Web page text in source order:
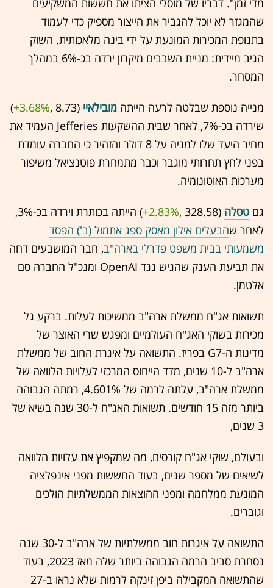
מדי זמן". דבריו של מוסלי הציתו את חששות המשקיעים
שהמגזר לא יוכל להגביר את הייצור מספיק כדי לעמוד
בתנופת המכירות המונעת על ידי בינה מלאכותית. השוק
הגיב מיידית: מניית השבבים מיקרון ירדה בכ-6% במהלך
המסחר.
מנייה נוספת שבלטה לרעה הייתה מובילאיי (8.73 ,‎
+3.68%
‏)
שירדה בכ-7%, לאחר שבית ההשקעות Jefferies העמיד את
מחיר היעד שלו למניה על 8 דולר והזהיר כי החברה עומדת
בפני לחץ תחרותי מוגבר וכבר מתמחרת פוטנציאל משיפור
מערכות האוטונומיה.
גם טסלה (328.58 ,‎
+2.83%
‏) הייתה בכותרת וירדה בכ-3%,
לאחר שהבעלים אילון מאסק ספג אתמול (ב') הפסד
משמעותי בבית משפט פדרלי בארה"ב, חבר המושבעים דחה
את תביעת הענק שהגיש נגד OpenAI ומנכ"ל החברה סם
אלטמן.
תשואות אג"ח ממשלת ארה"ב ממשיכות לעלות. ברקע גל
מכירות בשוקי האג"ח העולמיים ומפגש שרי האוצר של
מדינות ה-G7 בפריז. התשואה על איגרת החוב של ממשלת
ארה"ב ל-10 שנים, מדד הייחוס המרכזי לעלויות הלוואה של
ממשלת ארה"ב, עלתה לרמה של 4.601%, רמתה הגבוהה
ביותר מזה 15 חודשים. תשואות האג"ח ל-30 שנה בשיא של
3 שנים,
ובעולם, שוקי אג"ח קורסים, מה שמקפיץ את עלויות הלוואה
לשיאים של מספר שנים, בעוד החששות מפני אינפלציה
המונעת ממלחמה ומפני ההוצאות הממשלתיות הולכים
וגוברים.
התשואה על איגרות חוב ממשלתיות של ארה"ב ל-30 שנה
נסחרת סביב הרמה הגבוהה ביותר שלה מאז 2023, בעוד
שהתשואה המקבילה ביפן זינקה לרמות שלא נראו ב-27